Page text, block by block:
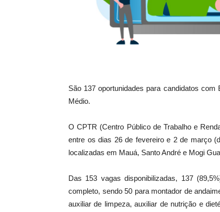
São 137 oportunidades para candidatos
Médio.
O CPTR (Centro Público de Trabalho e
entre os dias 26 de fevereiro e 2 de março
localizadas em Mauá, Santo André e Mogi
Das 153 vagas disponibilizadas, 137
completo, sendo 50 para montador de
auxiliar de limpeza, auxiliar de nutrição e